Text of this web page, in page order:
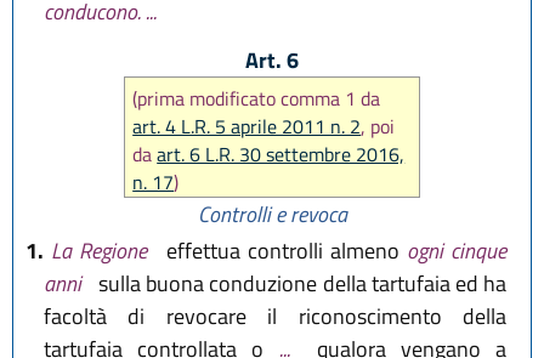
conducono. ...
Art. 6
(prima modificato comma 1 da
art. 4 L.R. 5 aprile 2011 n. 2, poi
daart. 6 L.R. 30 settembre 2016,
n. 17)
Controlli e revoca
1. La Regione effettua controlli almeno ogni cinque
anni sulla buona conduzione della tartufaia ed ha
facoltà di revocare il riconoscimento della
tartufaia controllata o ...
qualora vengano a